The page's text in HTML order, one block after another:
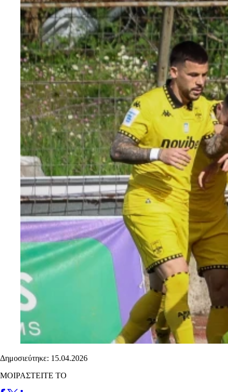
Δημοσιεύτηκε: 15.04.2026
ΜΟΙΡΑΣΤΕΙΤΕ ΤΟ